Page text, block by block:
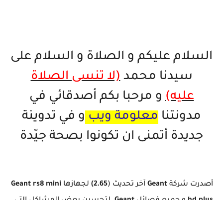
السلام عليكم و الصلاة و السلام على
سيدنا محمد(لا تنسى الصلاة
عليه)و مرحبا بكم أصدقائي في
مدونتنا معلومة ويب و في تدوينة
جديدة أتمنى ان تكونوا بصحة جيّدة
أصدرت شركة Geant آخر تحديث (2.65) لجهازها Geant rs8 mini